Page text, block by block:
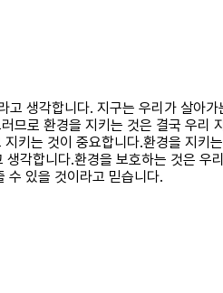
생각합니다. 지구는 우리가 살
므로 환경을 지키는 것은 결국 우
키는 것이 중요합니다.환경을 지
각합니다.환경을 보호하는 것은
수 있을 것이라고 믿습니다.